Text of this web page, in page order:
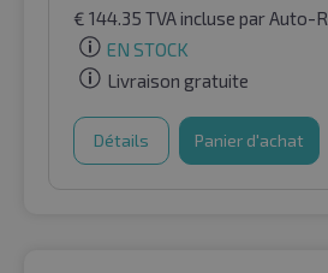
€ 144.35 TVA incluse par Auto-
EN STOCK
Livraison gratuite
Détails Panier d'achat